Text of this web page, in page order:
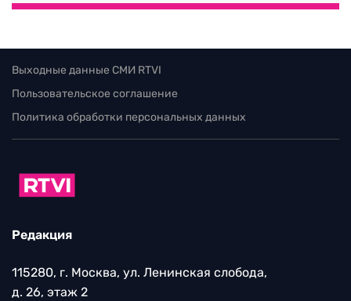
Выходные данные СМИ RTVI
Пользовательское соглашение
Политика обработки персональных данных
Редакция
115280, г. Москва, ул. Ленинская слобода,
д. 26, этаж 2